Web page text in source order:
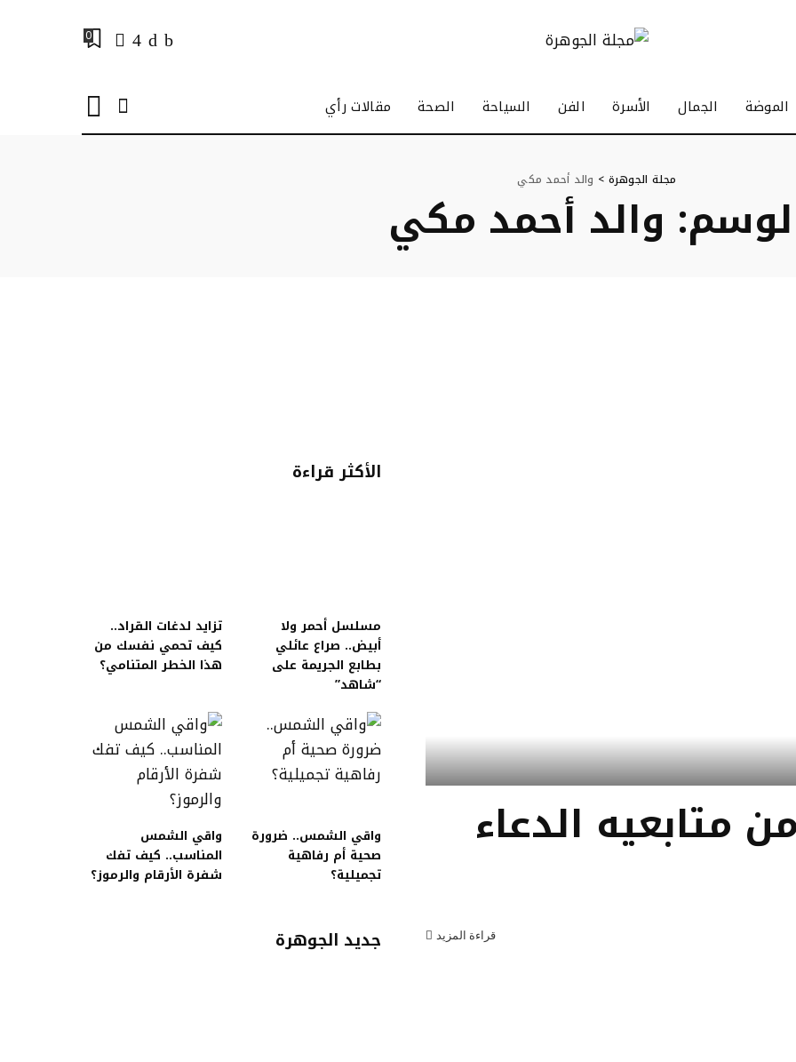
0
الموضة الجمال الأسرة الفن السياحة الصحة مقالات رأي
مجلة الجوهرة > والد أحمد مكي
والد أحمد مكي
الدعاء
قراءة المزيد
الأكثر قراءة
مسلسل أحمر ولا
أبيض.. صراع عائلي
بطابع الجريمة على
“شاهد”
تزايد لدغات القراد..
كيف تحمي نفسك من
هذا الخطر المتنامي؟
واقي الشمس.. ضرورة
صحية أم رفاهية
تجميلية؟
واقي الشمس
المناسب.. كيف تفك
شفرة الأرقام والرموز؟
جديد الجوهرة